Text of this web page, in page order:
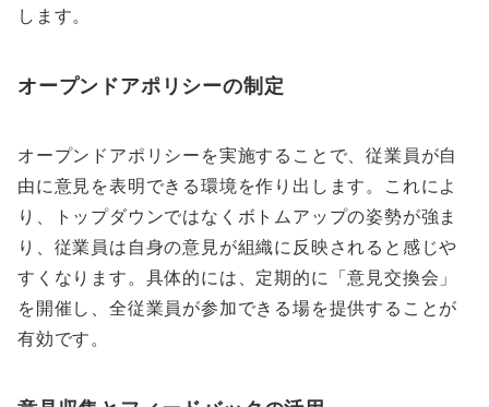
します。
オープンドアポリシーの制定
オープンドアポリシーを実施することで、従業員が自
由に意見を表明できる環境を作り出します。これによ
り、トップダウンではなくボトムアップの姿勢が強ま
り、従業員は自身の意見が組織に反映されると感じや
すくなります。具体的には、定期的に「意見交換会」
を開催し、全従業員が参加できる場を提供することが
有効です。